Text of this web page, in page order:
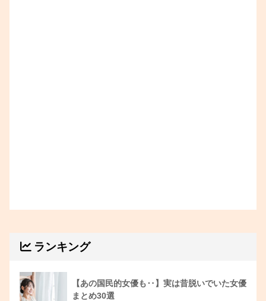
ランキング
【あの国民的女優も‥】実は昔脱いでいた女優
まとめ30選